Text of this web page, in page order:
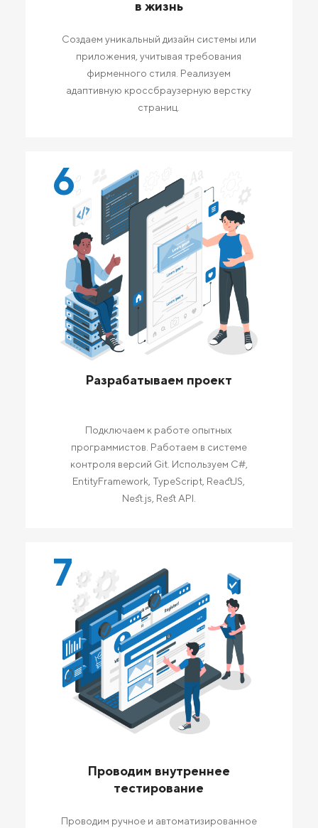
в жизнь
Создаем уникальный дизайн системы или
приложения, учитывая требования
фирменного стиля. Реализуем
адаптивную кроссбраузерную верстку
страниц.
6
Разрабатываем проект
Подключаем к работе опытных
программистов. Работаем в системе
контроля версий Git. Используем C#,
EntityFramework, TypeScript, ReactJS,
Nest.js, Rest API.
7
Проводим внутреннее
тестирование
Проводим ручное и автоматизированное